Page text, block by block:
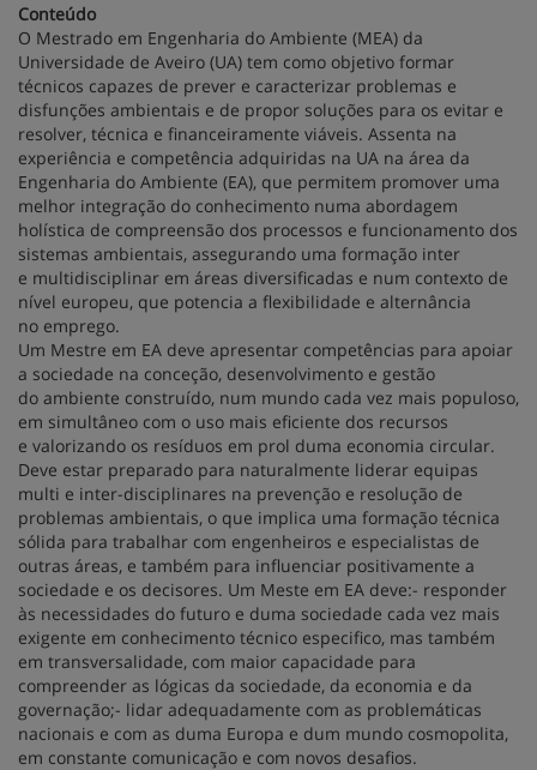
Conteúdo
O Mestrado em Engenharia do Ambiente (MEA) da
Universidade de Aveiro (UA) tem como objetivo formar
técnicos capazes de prever e caracterizar problemas e
disfunções ambientais e de propor soluções para os evitar e
resolver, técnica e financeiramente viáveis. Assenta na
experiência e competência adquiridas na UA na área da
Engenharia do Ambiente (EA), que permitem promover uma
melhor integração do conhecimento numa abordagem
holística de compreensão dos processos e funcionamento dos
sistemas ambientais, assegurando uma formação inter
e multidisciplinar em áreas diversificadas e num contexto de
nível europeu, que potencia a flexibilidade e alternância
no emprego.
Um Mestre em EA deve apresentar competências para apoiar
a sociedade na conceção, desenvolvimento e gestão
do ambiente construído, num mundo cada vez mais populoso,
em simultâneo com o uso mais eficiente dos recursos
e valorizando os resíduos em prol duma economia circular.
Deve estar preparado para naturalmente liderar equipas
multi e inter-disciplinares na prevenção e resolução de
problemas ambientais, o que implica uma formação técnica
sólida para trabalhar com engenheiros e especialistas de
outras áreas, e também para influenciar positivamente a
sociedade e os decisores. Um Meste em EA deve:- responder
às necessidades do futuro e duma sociedade cada vez mais
exigente em conhecimento técnico especifico, mas também
em transversalidade, com maior capacidade para
compreender as lógicas da sociedade, da economia e da
governação;- lidar adequadamente com as problemáticas
nacionais e com as duma Europa e dum mundo cosmopolita,
em constante comunicação e com novos desafios.